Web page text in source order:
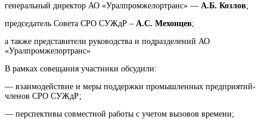
генеральный директор АО «Уралпромжелортранс» — А.Б. Козлов;
председатель Совета СРО СУЖдР – А.С. Мехонцев;
а также представители руководства и подразделений АО
«Уралпромжелортранс»
В рамках совещания участники обсудили:
— взаимодействие и меры поддержки промышленных предприятий-
членов СРО СУЖдР;
— перспективы совместной работы с учетом вызовов времени;